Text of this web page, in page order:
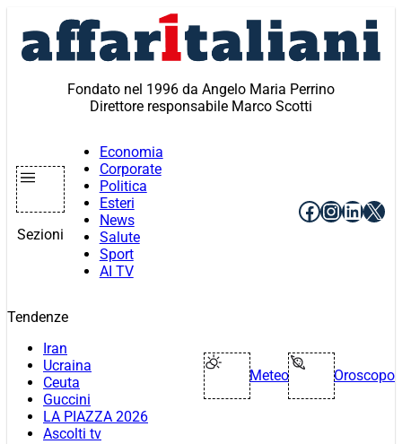
contenuto
Fondato nel 1996 da Angelo Maria Perrino
Direttore responsabile Marco Scotti
Sezioni
Economia
Corporate
Politica
Esteri
News
Salute
Sport
AI TV
Facebook
X
Tendenze
Iran
Ucraina
Ceuta
Guccini
LA PIAZZA 2026
Ascolti tv
Meteo Oroscopo